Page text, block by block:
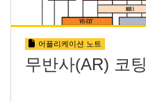
어플리케이션 노트
무반사(AR) 코팅